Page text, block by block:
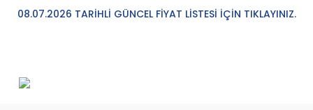
08.07.2026 TARİHLİ GÜNCEL FİYAT LİSTESİ İÇİN TIKLAYINIZ.